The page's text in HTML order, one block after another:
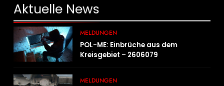
Aktuelle News
MELDUNGEN
POL-ME: Einbrüche aus dem
Kreisgebiet – 2606079
MELDUNGEN